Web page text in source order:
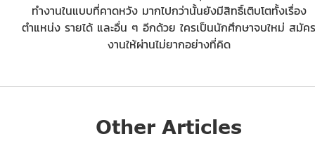
ทำงานในแบบที่คาดหวัง มากไปกว่านั้นยังมีสิทธิ์เติบโตทั้งเรื่อง
ตำแหน่ง รายได้ และอื่น ๆ อีกด้วย ใครเป็นนักศึกษาจบใหม่ สมัคร
งานให้ผ่านไม่ยากอย่างที่คิด
Other Articles